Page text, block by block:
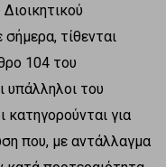
τίθενται
104 του
υπάλληλοι του
κατηγορούνται για
που, με αντάλλαγμα